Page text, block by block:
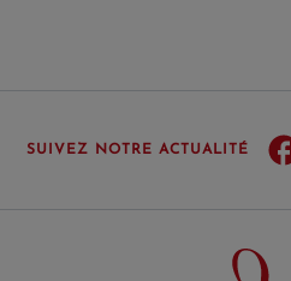
SUIVEZ NOTRE ACTUALITÉ